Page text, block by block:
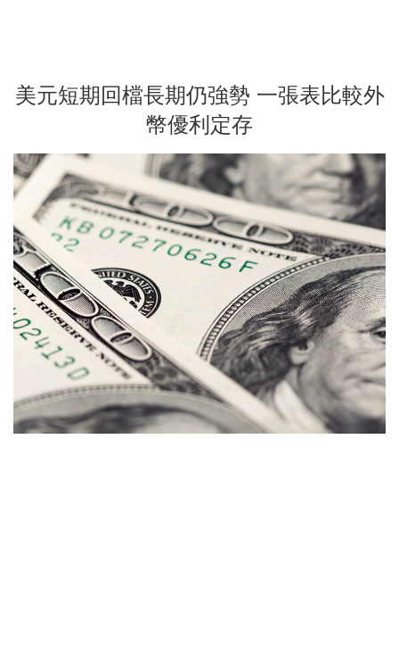
美元短期回檔長期仍強勢 一張表比較外
幣優利定存